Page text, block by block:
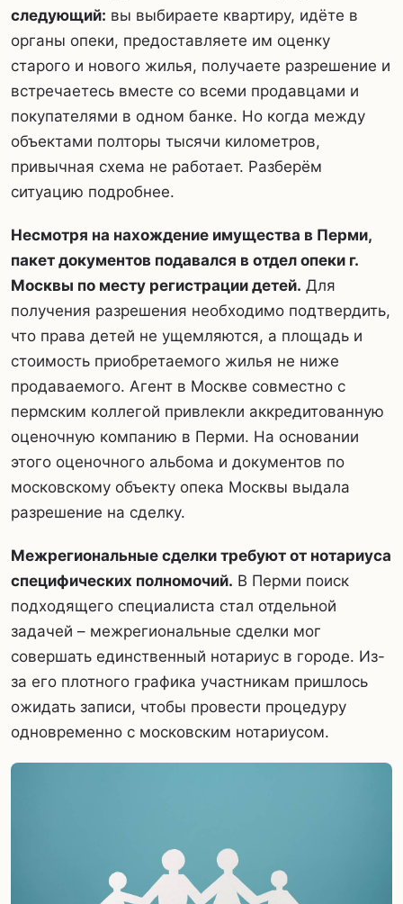
следующий: вы выбираете квартиру, идёте в
органы опеки, предоставляете им оценку
старого и нового жилья, получаете разрешение и
встречаетесь вместе со всеми продавцами и
покупателями в одном банке. Но когда между
объектами полторы тысячи километров,
привычная схема не работает. Разберём
ситуацию подробнее.
Несмотря на нахождение имущества в Перми,
пакет документов подавался в отдел опеки г.
Москвы по месту регистрации детей. Для
получения разрешения необходимо подтвердить,
что права детей не ущемляются, а площадь и
стоимость приобретаемого жилья не ниже
продаваемого. Агент в Москве совместно с
пермским коллегой привлекли аккредитованную
оценочную компанию в Перми. На основании
этого оценочного альбома и документов по
московскому объекту опека Москвы выдала
разрешение на сделку.
Межрегиональные сделки требуют от нотариуса
специфических полномочий. В Перми поиск
подходящего специалиста стал отдельной
задачей – межрегиональные сделки мог
совершать единственный нотариус в городе. Из-
за его плотного графика участникам пришлось
ожидать записи, чтобы провести процедуру
одновременно с московским нотариусом.